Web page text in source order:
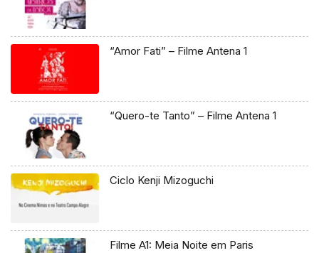
“Amor Fati” – Filme Antena 1
“Quero-te Tanto” – Filme Antena 1
Ciclo Kenji Mizoguchi
Filme A1: Meia Noite em Paris